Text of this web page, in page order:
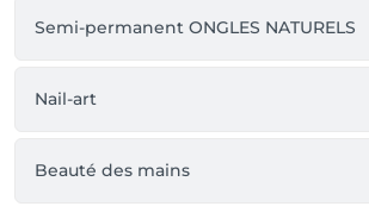
Semi-permanent ONGLES NATURELS
Nail-art
Beauté des mains